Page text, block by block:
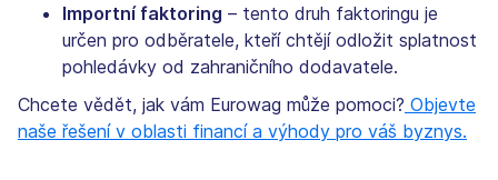
Importní faktoring – tento druh faktoringu je
určen pro odběratele, kteří chtějí odložit splatnost
pohledávky od zahraničního dodavatele.
Chcete vědět, jak vám Eurowag může pomoci? Objevte
naše řešení v oblasti financí a výhody pro váš byznys.